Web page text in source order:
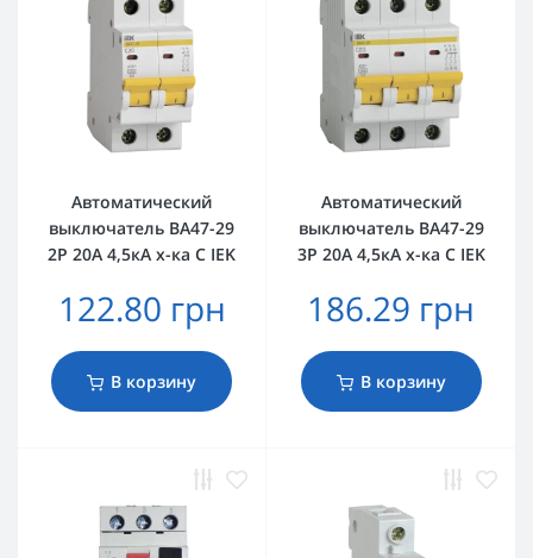
Автоматический
выключатель ВА47-29
2Р 20А 4,5кА х-ка C IEK
122.80 грн
В корзину
Автоматический
выключатель ВА47-29
3Р 20А 4,5кА х-ка C IEK
186.29 грн
В корзину